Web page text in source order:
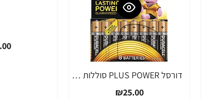
דורסל PLUS POWER סוללות AAA אריזת 8 יחידות - מבית Duracell
₪25.00